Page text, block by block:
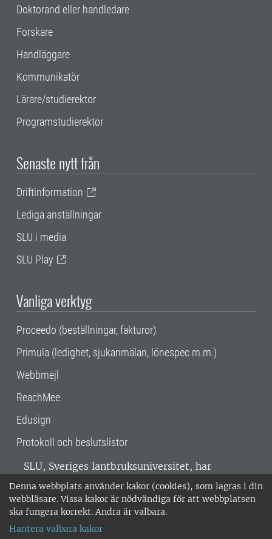
Denna webbplats använder kakor (cookies), som lagras i din
webbläsare. Vissa kakor är nödvändiga för att webbplatsen
ska fungera korrekt. Andra är valbara.
Hantera valbara kakor
Doktorand eller handledare
Forskare
Handläggare
Kommunikatör
Lärare/studierektor
Programstudierektor
Senaste nytt från
Driftinformation
Lediga anställningar
SLU i media
SLU Play
Vanliga verktyg
Proceedo (beställningar, fakturor)
Primula (ledighet, sjukanmälan, lönespec m.m.)
Webbmejl
ReachMee
Edusign
Protokoll och beslutslistor
SLU, Sveriges lantbruksuniversitet, har
verksamhet över hela Sverige. Huvudorter är
Alnarp, Uppsala och Umeå.SLU är
miljöcertifierat enligt ISO 14001. •
018-67 10 00 • Org nr: 202100-2817 •